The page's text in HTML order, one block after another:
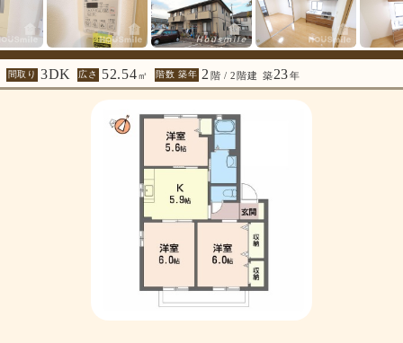
間取り 3DK 広さ 52.54㎡ 階数 築年 2 階 / 2階建 築23年